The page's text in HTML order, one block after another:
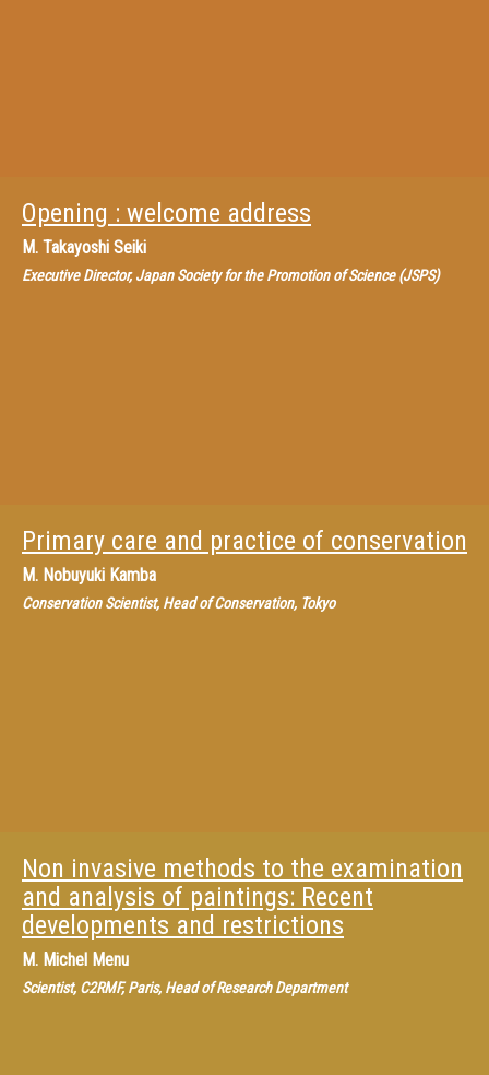
Opening : welcome address
M. Takayoshi Seiki
Executive Director, Japan Society for the Promotion of Science (JSPS)
Primary care and practice of conservation
M. Nobuyuki Kamba
Conservation Scientist, Head of Conservation, Tokyo
Non invasive methods to the examination
and analysis of paintings: Recent
developments and restrictions
M. Michel Menu
Scientist, C2RMF, Paris, Head of Research Department